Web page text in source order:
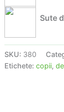
Centura
5
Tavita
Detasabila,
Verde
Menta
Sute
SKU: 380
Etichete: copii, de